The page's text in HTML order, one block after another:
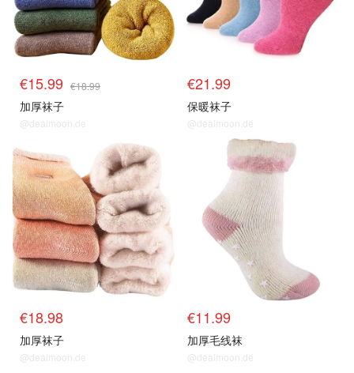
€15.99 €18.99
加厚袜子
@dealmoon.de
€21.99
保暖袜子
@dealmoon.de
€18.98
加厚袜子
@dealmoon.de
€11.99
加厚毛线袜
@dealmoon.de